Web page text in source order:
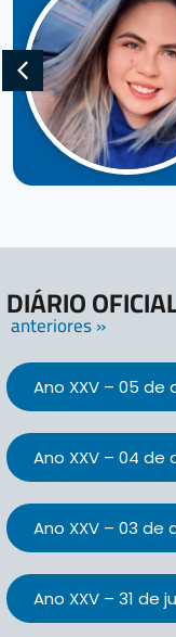
DIÁRIO
anteriores »
Ano XXV – 05 de
Ano XXV – 04 de
Ano XXV – 03 de
Ano XXV – 31 de